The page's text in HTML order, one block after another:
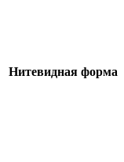
Нитевидная форма